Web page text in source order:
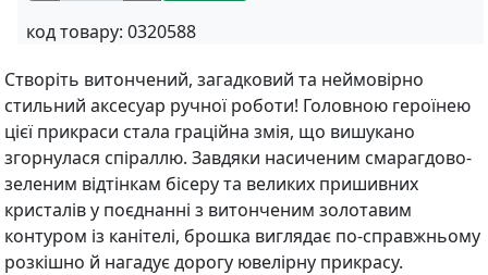
код товару: 0320588
Створіть витончений, загадковий та неймовірно
стильний аксесуар ручної роботи! Головною героїнею
цієї прикраси стала граційна змія, що вишукано
згорнулася спіраллю. Завдяки насиченим смарагдово-
зеленим відтінкам бісеру та великих пришивних
кристалів у поєднанні з витонченим золотавим
контуром із канітелі, брошка виглядає по-справжньому
розкішно й нагадує дорогу ювелірну прикрасу.